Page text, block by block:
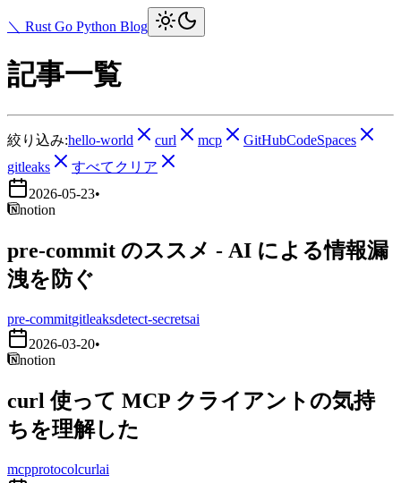
＼ Rust Go Python Blog
記事一覧
絞り込み:hello-world curl mcp
GitHubCodeSpaces
gitleaks
すべてクリア
2026-05-23•
notion
pre-commit のススメ - AI による情報漏
洩を防ぐ
pre-commitgitleaksdetect-secretsai
2026-03-20•
notion
curl 使って MCP クライアントの気持
ちを理解した
mcpprotocolcurlai